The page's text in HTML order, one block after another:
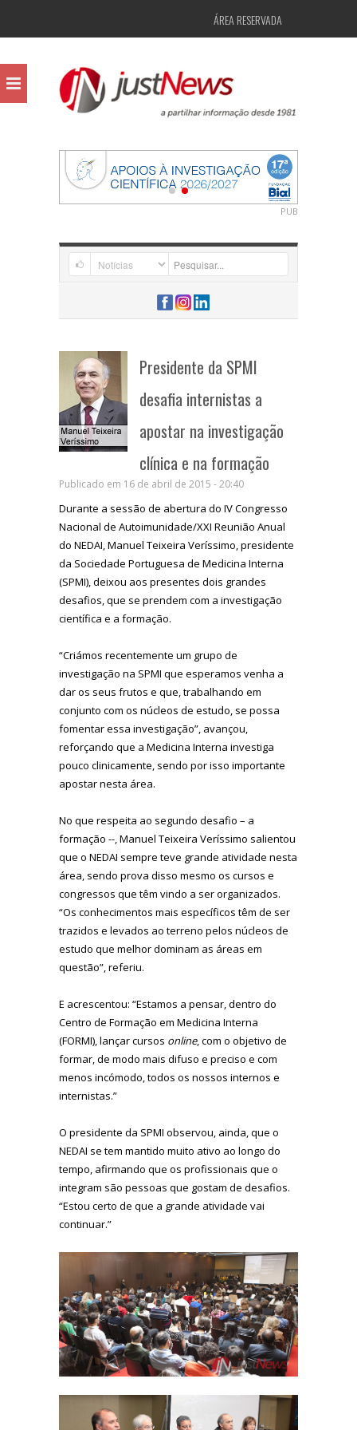
ÁREA RESERVADA
PUB
Presidente da SPMI
desafia internistas a
apostar na investigação
clínica e na formação
Publicado em 16 de abril de 2015 - 20:40
Durante a sessão de abertura do IV Congresso
Nacional de Autoimunidade/XXI Reunião Anual
do NEDAI, Manuel Teixeira Veríssimo, presidente
da Sociedade Portuguesa de Medicina Interna
(SPMI), deixou aos presentes dois grandes
desafios, que se prendem com a investigação
científica e a formação.
“Criámos recentemente um grupo de
investigação na SPMI que esperamos venha a
dar os seus frutos e que, trabalhando em
conjunto com os núcleos de estudo, se possa
fomentar essa investigação”, avançou,
reforçando que a Medicina Interna investiga
pouco clinicamente, sendo por isso importante
apostar nesta área.
No que respeita ao segundo desafio – a
formação --, Manuel Teixeira Veríssimo salientou
que o NEDAI sempre teve grande atividade nesta
área, sendo prova disso mesmo os cursos e
congressos que têm vindo a ser organizados.
“Os conhecimentos mais específicos têm de ser
trazidos e levados ao terreno pelos núcleos de
estudo que melhor dominam as áreas em
questão”, referiu.
E acrescentou: “Estamos a pensar, dentro do
Centro de Formação em Medicina Interna
(FORMI), lançar cursos online, com o objetivo de
formar, de modo mais difuso e preciso e com
menos incómodo, todos os nossos internos e
internistas.”
O presidente da SPMI observou, ainda, que o
NEDAI se tem mantido muito ativo ao longo do
tempo, afirmando que os profissionais que o
integram são pessoas que gostam de desafios.
“Estou certo de que a grande atividade vai
continuar.”